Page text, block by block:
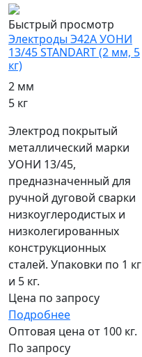
Быстрый просмотр
Электроды Э42А УОНИ
13/45 STANDART (2 мм, 5
кг)
2 мм
5 кг
Электрод покрытый
металлический марки
УОНИ 13/45,
предназначенный для
ручной дуговой сварки
низкоуглеродистых и
низколегированных
конструкционных
сталей. Упаковки по 1 кг
и 5 кг.
Цена по запросу
Подробнее
Оптовая цена от 100 кг.
По запросу